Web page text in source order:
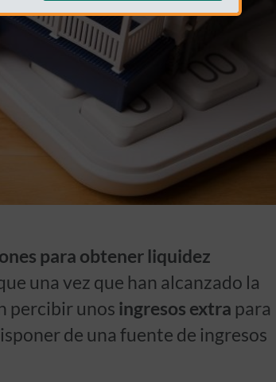
para obtener liquidez
una vez que han alcanzado la
percibir unos ingresos extra para
de una fuente de ingresos